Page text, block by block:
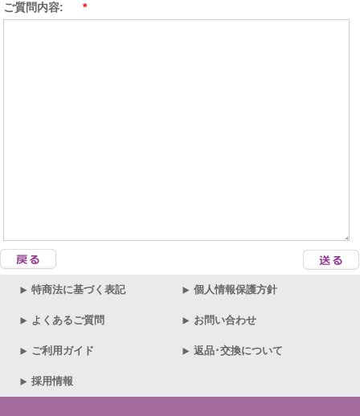
ご質問内容: *
特商法に基づく表記 個人情報保護方針
よくあるご質問 お問い合わせ
ご利用ガイド 返品･交換について
採用情報